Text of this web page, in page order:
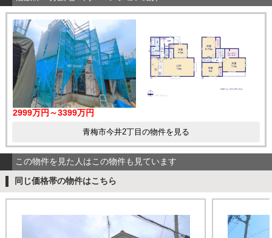
2999万円～3399万円
青梅市今井2丁目の物件を見る
この物件を見た人はこの物件も見ています
同じ価格帯の物件はこちら